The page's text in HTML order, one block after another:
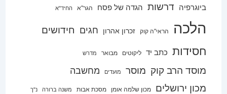
ביוגרפיה דרשות הגדה של פסח הגר"א החיד"א
הלכה הראי"ה קוק זכרון אהרון חגים חידושים
חסידות כתב יד ליקוטים מבואר מדרש
מוסד הרב קוק מוסר מועדים מחשבה
מכון ירושלים מכון שלמה אומן מסכת אבות משנה ברורה נ"ך